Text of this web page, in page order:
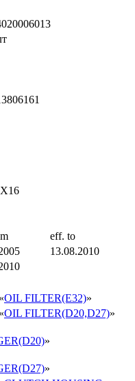
eff. to
13.08.2010
OIL FILTER(E32)»
OIL FILTER(D20,D27)»
»
»